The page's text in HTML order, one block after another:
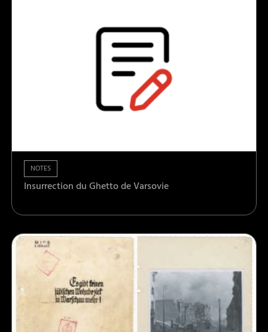
NOTES
Insurrection du Ghetto de Varsovie